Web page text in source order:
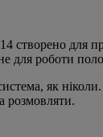
для
для роботи
як ніколи.
розмовляти.